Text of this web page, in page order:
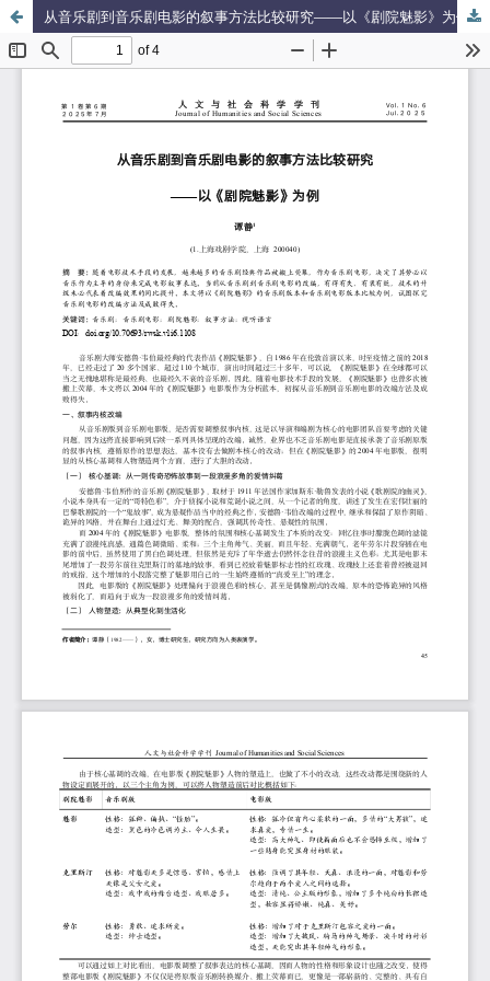
从音乐剧到音乐剧电影的叙事方法比较研究——以《剧院魅影》为例